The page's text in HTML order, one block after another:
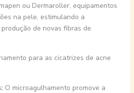
ou Dermaroller, equipamentos
na pele, estimulando a
de novas fibras de
para as cicatrizes de acne
O microagulhamento promove a